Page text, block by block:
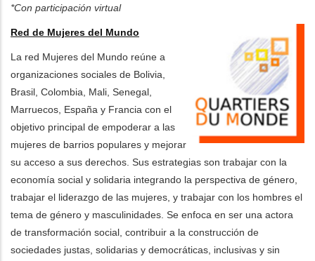
*Con participación virtual
Red de Mujeres del Mundo
La red Mujeres del Mundo reúne a
organizaciones sociales de Bolivia,
Brasil, Colombia, Mali, Senegal,
Marruecos, España y Francia con el
objetivo principal de empoderar a las
mujeres de barrios populares y mejorar
su acceso a sus derechos. Sus estrategias son trabajar con la
economía social y solidaria integrando la perspectiva de género,
trabajar el liderazgo de las mujeres, y trabajar con los hombres el
tema de género y masculinidades. Se enfoca en ser una actora
de transformación social, contribuir a la construcción de
sociedades justas, solidarias y democráticas, inclusivas y sin